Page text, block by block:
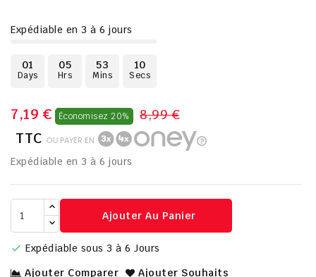
Expédiable en 3 à 6 jours
01
Days
05
Hrs
53
Mins
09
Secs
7,19 € Économisez 20% 8,99 €
TTC OU PAYER EN
Expédiable en 3 à 6 jours
Ajouter Au Panier
 Expédiable sous 3 à 6 Jours
Ajouter Comparer
Ajouter Souhaits